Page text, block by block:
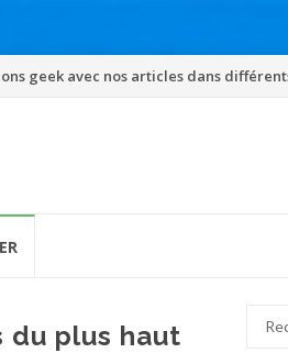
geek avec nos articles dans
plus haut